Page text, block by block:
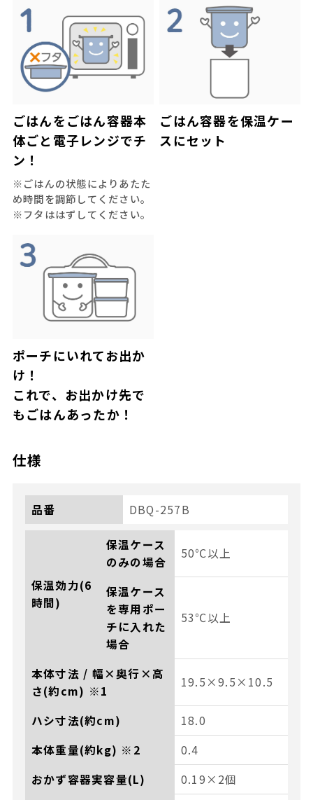
ごはんをごはん容器本
体ごと電子レンジでチ
ン！
※ごはんの状態によりあたた
め時間を調節してください。
※フタははずしてください。
ごはん容器を保温ケー
スにセット
ポーチにいれてお出か
け！
これで、お出かけ先で
もごはんあったか！
仕様
品番 DBQ-257B
保温効力(6
時間)
保温ケース
のみの場合
50℃以上
保温ケース
を専用ポー
チに入れた
場合
53℃以上
本体寸法 / 幅×奥行×高
さ(約cm) ※1
19.5×9.5×10.5
ハシ寸法(約cm)
18.0
本体重量(約kg) ※2
0.4
おかず容器実容量(L)
0.19×2個